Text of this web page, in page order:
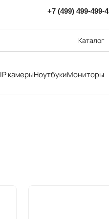
+7 (499) 499-499-4
Каталог
IP камерыНоутбукиМониторы